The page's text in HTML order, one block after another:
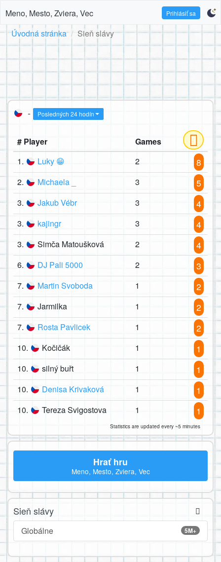
Meno, Mesto, Zviera, Vec Prihlásiť sa
Úvodná stránka Sieň slávy
- Posledných 24 hodín
# Player
Games
1.
Luky 😁 2 8
2. Michaela _ 3 5
3. Jakub Vébr 3 4
3. kajingr 3 4
3. Simča Matoušková 2 4
6. DJ Pali 5000 2 3
7. Martin Svoboda 1 2
7. Jarmilka 1 2
7. Rosta Pavlicek 1 2
10. Kočičák 1 1
10. silný buřt 1 1
10. Denisa Krivaková 1 1
10. Tereza Svigostova 1 1
Statistics are updated every ~5 minutes
Hrať hru
Meno, Mesto, Zviera, Vec
Sieň slávy
5M+
Globálne